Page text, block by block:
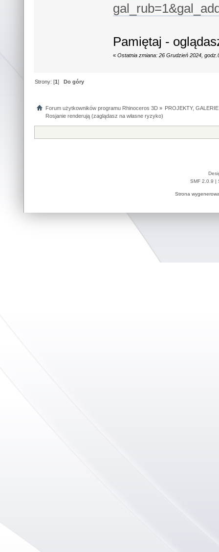
Pamiętaj -
«Ostatnia zmiana: 26 Grudzień 2024,
Strony: [1]Do góry
Forum użytkowników programu Rhinoceros 3D» PROJEKTY,
Rosjanie renderują (zaglądasz na własne ryzyko)
SMF 2.0.9 |
Strona